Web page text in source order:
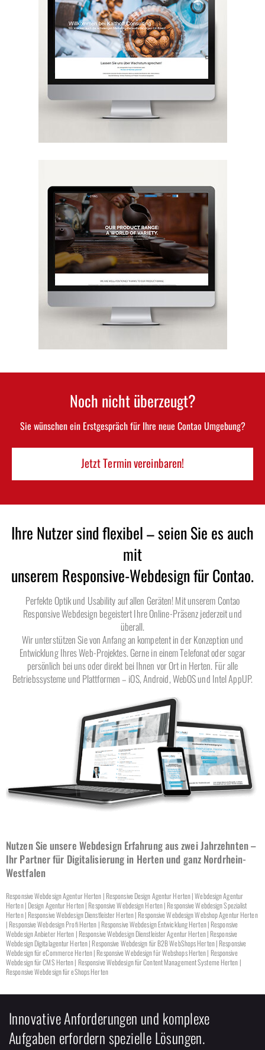
Noch nicht überzeugt?
Sie wünschen ein Erstgespräch für Ihre neue Contao Umgebung?
Jetzt Termin vereinbaren!
Ihre Nutzer sind flexibel – seien Sie es auch
mit
unserem Responsive-Webdesign für Contao.
Perfekte Optik und Usability auf allen Geräten! Mit unserem Contao
Responsive Webdesign begeistert Ihre Online-Präsenz jederzeit und
überall.
Wir unterstützen Sie von Anfang an kompetent in der Konzeption und
Entwicklung Ihres Web-Projektes. Gerne in einem Telefonat oder sogar
persönlich bei uns oder direkt bei Ihnen vor Ort in Herten. Für alle
Betriebssysteme und Plattformen – iOS, Android, WebOS und Intel AppUP.
Nutzen Sie unsere Webdesign Erfahrung aus zwei Jahrzehnten –
Ihr Partner für Digitalisierung in Herten und ganz Nordrhein-
Westfalen
Responsive Webdesign Agentur Herten | Responsive Design Agentur Herten | Webdesign Agentur
Herten | Design Agentur Herten | Responsive Webdesign Herten | Responsive Webdesign Spezialist
Herten | Responsive Webdesign Dienstleister Herten | Responsive Webdesign Webshop Agentur Herten
| Responsive Webdesign Profi Herten | Responsive Webdesign Entwicklung Herten | Responsive
Webdesign Anbieter Herten | Responsive Webdesign Dienstleister Agentur Herten | Responsive
Webdesign Digitalagentur Herten | Responsive Webdesign für B2B WebShops Herten | Responsive
Webdesign für eCommerce Herten | Responsive Webdesign für Webshops Herten | Responsive
Webdesign für CMS Herten | Responsive Webdesign für Content Management Systeme Herten |
Responsive Webdesign für eShops Herten
Innovative Anforderungen und komplexe
Aufgaben erfordern spezielle Lösungen.